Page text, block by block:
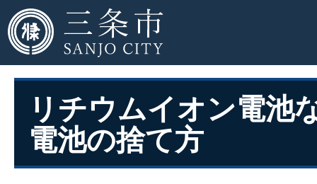
リチウムイオン電池
電池の捨て方